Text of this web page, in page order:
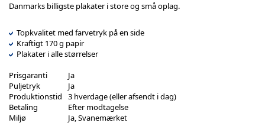
Danmarks billigste plakater i store og små oplag.
Topkvalitet med farvetryk på en side
Kraftigt 170 g papir
Plakater i alle størrelser
Prisgaranti
Ja
Puljetryk
Ja
Produktionstid
3 hverdage (eller afsendt i dag)
Betaling
Efter modtagelse
Miljø
Ja, Svanemærket